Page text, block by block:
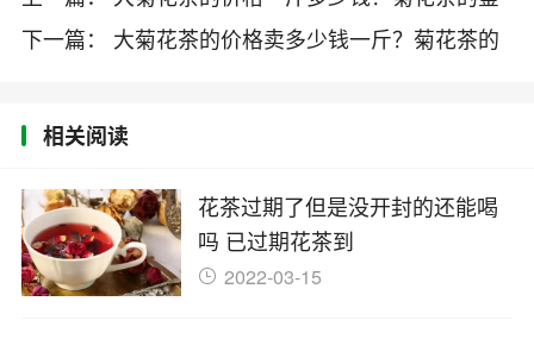
别及2019最新价格
下一篇： 大菊花茶的价格卖多少钱一斤？菊花茶的
相关阅读
花茶过期了但是没开封的还能喝
吗 已过期花茶到
2022-03-15